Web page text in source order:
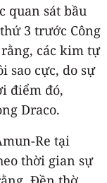
quan sát bầu
3 trước Công
các kim tự
sao cực, do sự
điểm đó,
Draco.
Re tại
thời gian sự